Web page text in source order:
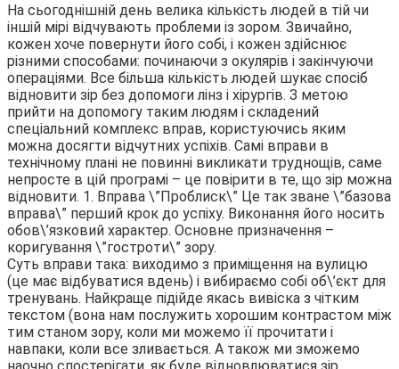
На сьогоднішній день велика кількість людей в тій чи
іншій мірі відчувають проблеми із зором. Звичайно,
кожен хоче повернути його собі, і кожен здійснює
різними способами: починаючи з окулярів і закінчуючи
операціями. Все більша кількість людей шукає спосіб
відновити зір без допомоги лінз і хірургів. З метою
прийти на допомогу таким людям і складений
спеціальний комплекс вправ, користуючись яким
можна досягти відчутних успіхів. Самі вправи в
технічному плані не повинні викликати труднощів, саме
непросте в цій програмі – це повірити в те, що зір можна
відновити. 1. Вправа \”Проблиск\” Це так зване \”базова
вправа\” перший крок до успіху. Виконання його носить
обов\’язковий характер. Основне призначення –
коригування \”гостроти\” зору.
Суть вправи така: виходимо з приміщення на вулицю
(це має відбуватися вдень) і вибираємо собі об\’єкт для
тренувань. Найкраще підійде якась вивіска з чітким
текстом (вона нам послужить хорошим контрастом між
тим станом зору, коли ми можемо її прочитати і
навпаки, коли все зливається. А також ми зможемо